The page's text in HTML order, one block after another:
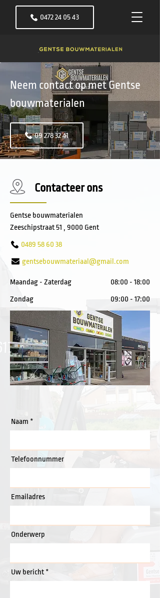
0472 24 05 43
Neem contact op met Gentse
bouwmaterialen
09 278 32 41
Contacteer ons
Gentse bouwmaterialen
Zeeschipstraat 51 , 9000 Gent
0489 58 60 38
gentsebouwmateriaal@gmail.com
Maandag - Zaterdag
08:00 - 18:00
09:00 - 17:00
Zondag
Naam
Telefoonnummer
Emailadres
Onderwerp
Uw bericht